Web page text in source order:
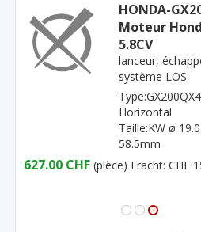
HONDA-
Moteur
5.8CV
lanceur,
système LOS
Horizontal
Taille:KW ø
58.5mm
627.00 CHF (pièce) Fracht: CHF